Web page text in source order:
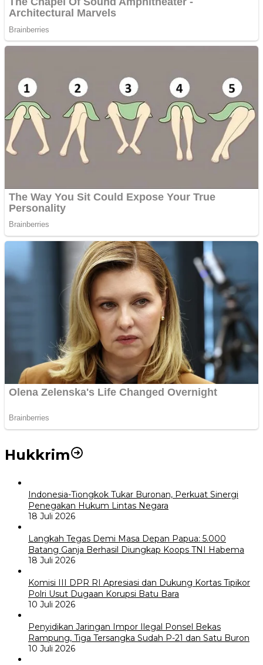
Hukkrim
Indonesia-Tiongkok Tukar Buronan, Perkuat Sinergi
Penegakan Hukum Lintas Negara
18 Juli 2026
Langkah Tegas Demi Masa Depan Papua: 5.000
Batang Ganja Berhasil Diungkap Koops TNI Habema
18 Juli 2026
Komisi III DPR RI Apresiasi dan Dukung Kortas Tipikor
Polri Usut Dugaan Korupsi Batu Bara
10 Juli 2026
Penyidikan Jaringan Impor Ilegal Ponsel Bekas
Rampung, Tiga Tersangka Sudah P-21 dan Satu Buron
10 Juli 2026